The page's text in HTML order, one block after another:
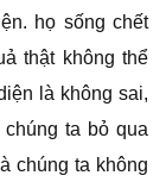
họ sống chết
thật không thể
là không sai,
ta bỏ qua
chúng ta không